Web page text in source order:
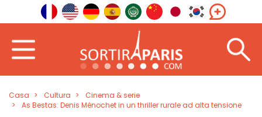
Casa Cultura
Cinema & serie
As Bestas: Denis Ménochet in un thriller rurale ad alta tensione